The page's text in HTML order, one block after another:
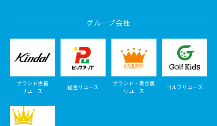
グループ会社
ブランド古着
リユース
総合リユース
ブランド・貴金属
リユース
ゴルフリユース